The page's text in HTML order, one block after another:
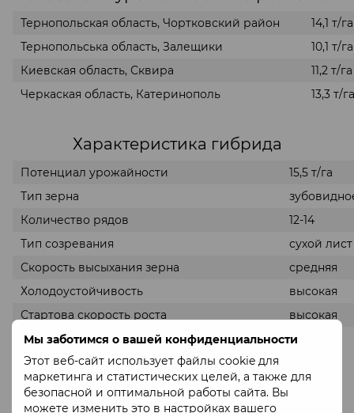
Мы заботимся о вашей конфиденциальности
Этот веб-сайт использует файлы cookie для
маркетинга и статистических целей, а также для
безопасной и оптимальной работы сайта. Вы
можете изменить это в настройках вашего
Тернопольская область, Чортковский район
14,1 т/га
Тернопольська область, Залещики
10,1 т/га
Киевская область, Сквира
11,2 т/га
Черкаская область, Катеринополь
13,3 т/га
Характеристика гибрида
Потенциал урожайности
15,5 т/га
Тип зерна
Количество рядов
12-14
Тип созревания
сухой лист
Скорость высыхания зерна
средняя
Холодоустойчивость
высокая
Стартова скорость роста
высокая
Минимальная температура грунта при
посеве
9-10°С
Вегетационный период: